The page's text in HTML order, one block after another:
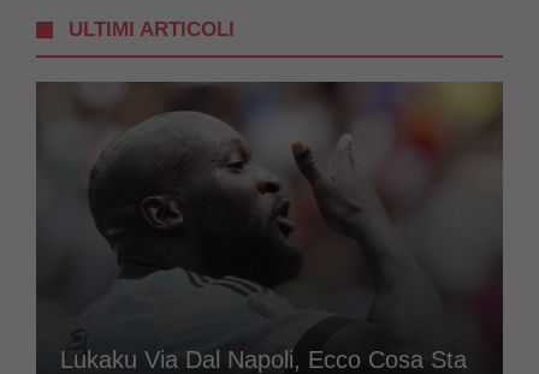
ULTIMI ARTICOLI
Lukaku Via Dal Napoli, Ecco Cosa Sta